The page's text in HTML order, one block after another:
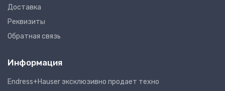
Доставка
Реквизиты
Обратная связь
Информация
Endress+Hauser эксклюзивно продает техно